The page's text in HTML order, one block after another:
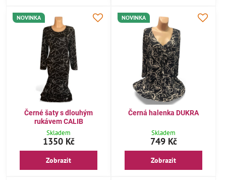
NOVINKA
Černé šaty s dlouhým
rukávem CALIB
Skladem
1350 Kč
Zobrazit
NOVINKA
Černá halenka DUKRA
Skladem
749 Kč
Zobrazit